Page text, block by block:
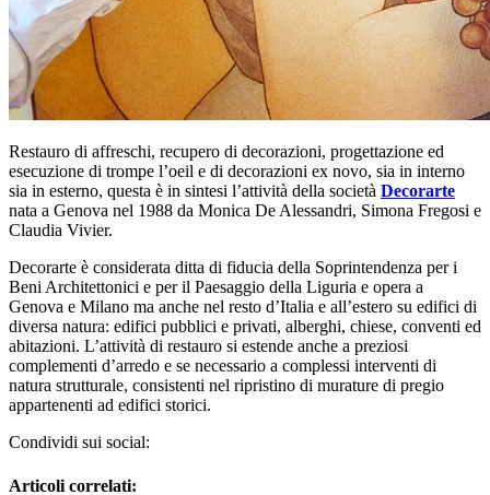
Restauro di affreschi, recupero di decorazioni, progettazione ed
esecuzione di trompe l’oeil e di decorazioni ex novo, sia in interno
sia in esterno, questa è in sintesi l’attività della società Decorarte
nata a Genova nel 1988 da Monica De Alessandri, Simona Fregosi e
Claudia Vivier.
Decorarte è considerata ditta di fiducia della Soprintendenza per i
Beni Architettonici e per il Paesaggio della Liguria e opera a
Genova e Milano ma anche nel resto d’Italia e all’estero su edifici di
diversa natura: edifici pubblici e privati, alberghi, chiese, conventi ed
abitazioni. L’attività di restauro si estende anche a preziosi
complementi d’arredo e se necessario a complessi interventi di
natura strutturale, consistenti nel ripristino di murature di pregio
appartenenti ad edifici storici.
Condividi sui social:
Articoli correlati: